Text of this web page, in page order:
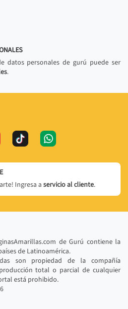
datos personales de gurú puede ser
.
Ingresa a servicio al cliente.
de Gurú contiene la
de Latinoamérica.
son propiedad de la compañía
total o parcial de cualquier
está prohibido.